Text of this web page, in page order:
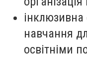
інклюзивна
навчання
освітніми